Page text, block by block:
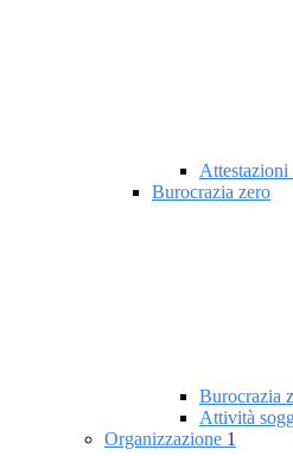
Burocrazia zero
Burocrazia
Attività
Organizzazione 1